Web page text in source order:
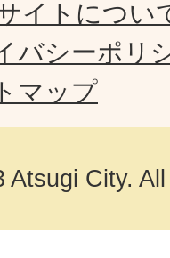
イトについ
バシーポリ
マップ
Atsugi City.